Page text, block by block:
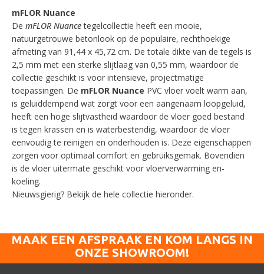
mFLOR Nuance
De mFLOR Nuancetegelcollectie heeft een mooie,
natuurgetrouwe betonlook op de populaire, rechthoekige
afmeting van 91,44 x 45,72 cm. De totale dikte van de tegels is
2,5 mm met een sterke slijtlaag van 0,55 mm, waardoor de
collectie geschikt is voor intensieve, projectmatige
toepassingen. De mFLOR Nuance PVC vloer voelt warm aan,
is geluiddempend wat zorgt voor een aangenaam loopgeluid,
heeft een hoge slijtvastheid waardoor de vloer goed bestand
is tegen krassen en is waterbestendig, waardoor de vloer
eenvoudig te reinigen en onderhouden is. Deze eigenschappen
zorgen voor optimaal comfort en gebruiksgemak. Bovendien
is de vloer uitermate geschikt voor vloerverwarming en-
koeling.
Nieuwsgierig? Bekijk de hele collectie hieronder.
MAAK EEN AFSPRAAK EN KOM LANGS IN
ONZE SHOWROOM!